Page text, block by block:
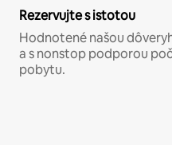
Rezervujte s istotou
Hodnotené našou
a s nonstop podporou
pobytu.